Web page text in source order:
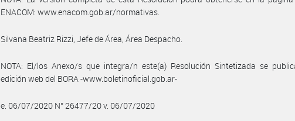
ENACOM: www.enacom.gob.ar/normativas.
Silvana Beatriz Rizzi, Jefe de Área, Área Despacho.
NOTA: El/los Anexo/s que integra/n este(a) Resolución Sintetizada se
edición web del BORA -www.boletinoficial.gob.ar-
e. 06/07/2020 N° 26477/20 v. 06/07/2020